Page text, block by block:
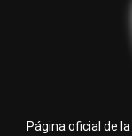
Página oficial de